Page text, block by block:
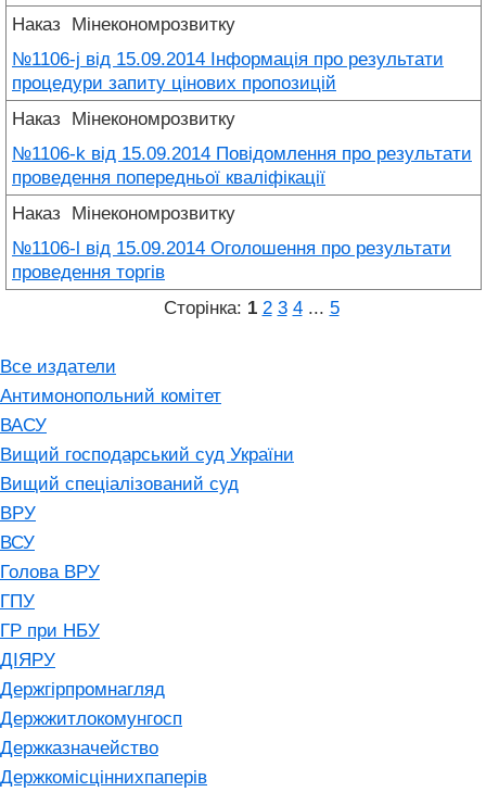
Наказ Мінекономрозвитку
№1106-j від 15.09.2014 Інформація про результати
процедури запиту цінових пропозицій
Наказ Мінекономрозвитку
№1106-k від 15.09.2014 Повідомлення про результати
проведення попередньої кваліфікації
Наказ Мінекономрозвитку
№1106-l від 15.09.2014 Оголошення про результати
проведення торгів
Сторінка: 1 2 3 4... 5
Все издатели
Антимонопольний комітет
ВАСУ
Вищий господарський суд України
Вищий спеціалізований суд
ВРУ
ВСУ
Голова ВРУ
ГПУ
ГР при НБУ
ДІЯРУ
Держгірпромнагляд
Держжитлокомунгосп
Держказначейство
Держкомісціннихпаперів